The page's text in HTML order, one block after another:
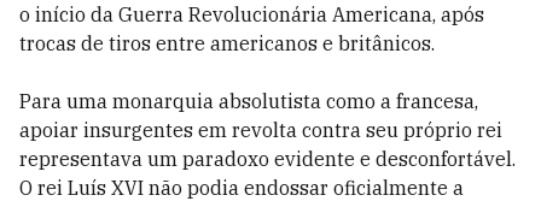
o início da Guerra Revolucionária Americana, após
trocas de tiros entre americanos e britânicos.
Para uma monarquia absolutista como a francesa,
apoiar insurgentes em revolta contra seu próprio rei
representava um paradoxo evidente e desconfortável.
O rei Luís XVI não podia endossar oficialmente a